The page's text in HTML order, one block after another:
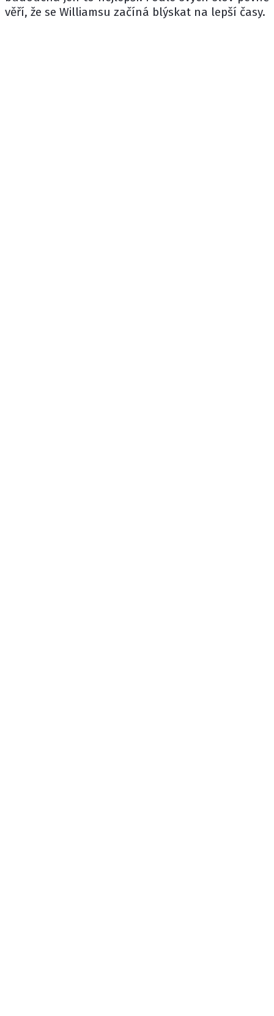
věří, že se Williamsu začíná blýskat na lepší časy.